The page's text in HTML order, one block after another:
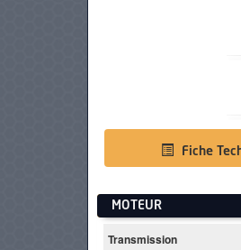
Fiche
MOTEUR
Transmission